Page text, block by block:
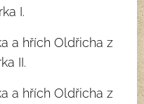
I.
a hřích Oldřicha z
II.
a hřích Oldřicha z